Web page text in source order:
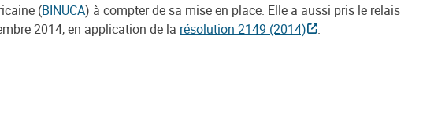
(BINUCA) à compter de sa mise en place. Elle a aussi pris le relais
2014, en application de la résolution 2149 (2014) .